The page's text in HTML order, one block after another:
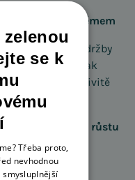
s ERP systémem
vývoje a údržby
na způsoby, jak
k vyšší efektivitě
obdobích růstu
jak na
se k
Třeba proto,
nevhodnou
smysluplnější